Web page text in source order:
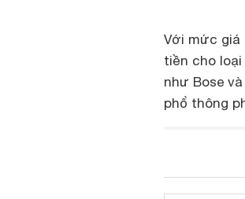
Với mức giá
tiền cho
như Bose
phổ thông